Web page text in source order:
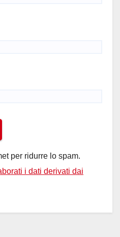
per ridurre lo spam.
i dati derivati dai